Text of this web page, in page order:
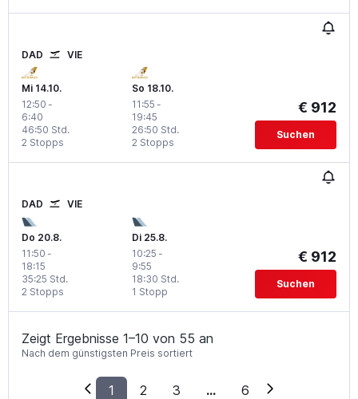
DAD VIE
Mi 14.10.
12:50 -
6:40
2 Stopps
46:50 Std.
So 18.10.
11:55 -
19:45
2 Stopps
26:50 Std.
€ 912
Suchen
DAD VIE
Do 20.8.
11:50 -
18:15
2 Stopps
35:25 Std.
Di 25.8.
10:25 -
9:55
1 Stopp
18:30 Std.
€ 912
Suchen
Zeigt Ergebnisse 1–10 von 55 an
Nach dem günstigsten Preis sortiert
1 2 3 ... 6